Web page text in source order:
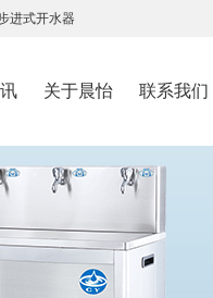
进式开水器
关于晨怡 联系我们